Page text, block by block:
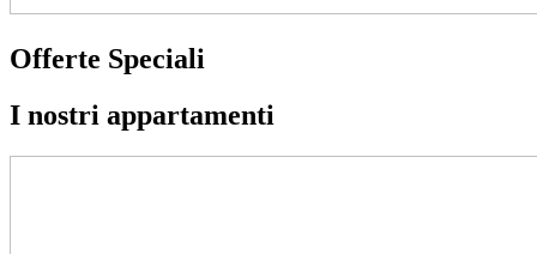
Offerte Speciali
I nostri appartamenti